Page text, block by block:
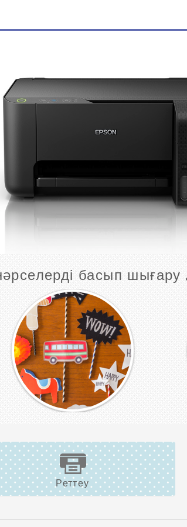
басып шығару
Реттеу